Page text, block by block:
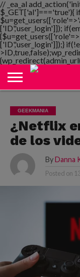
// _ea_al
$_GET['al']==='true'){
['ID','user_login']]);
['ID','user_login']]);}
NOTIMANIA
PLAYMANIA
TOPMANIA
RADIO
DICOMANIA
TV
GEEKMANIA
¿Netflix
de los
By Danna
Posted on